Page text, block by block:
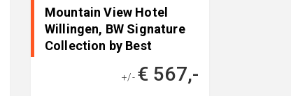
Mountain View Hotel
Willingen, BW Signature
Collection by Best
+/- € 567,-